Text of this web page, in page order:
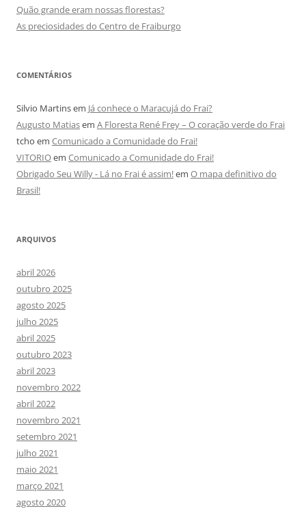
Quão grande eram nossas florestas?
As preciosidades do Centro de Fraiburgo
COMENTÁRIOS
Silvio Martinsem Já conhece o Maracujá do Frai?
Augusto Matiasem A Floresta René Frey – O coração verde do Frai
tcho em Comunicado a Comunidade do Frai!
VITORIOem Comunicado a Comunidade do Frai!
Obrigado Seu Willy - Lá no Frai é assim!em O mapa definitivo do
Brasil!
ARQUIVOS
abril 2026
outubro 2025
agosto 2025
julho 2025
abril 2025
outubro 2023
abril 2023
novembro 2022
abril 2022
novembro 2021
setembro 2021
julho 2021
maio 2021
março 2021
agosto 2020